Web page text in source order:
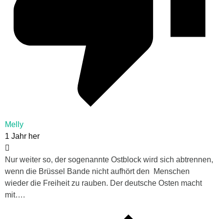
Melly
1 Jahr her
Nur weiter so, der sogenannte Ostblock wird sich abtrennen,
wenn die Brüssel Bande nicht aufhört den Menschen
wieder die Freiheit zu rauben. Der deutsche Osten macht
mit….